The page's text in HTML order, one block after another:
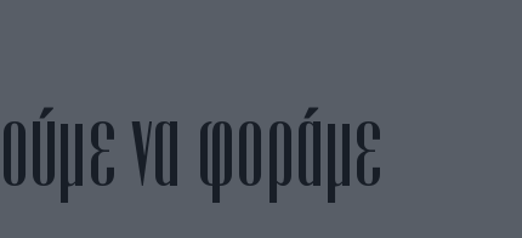
να φοράμε